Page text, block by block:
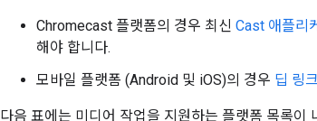
Chromecast 플랫폼의 경우 최신 Cast 애플리
해야 합니다.
모바일 플랫폼 (Android 및 iOS)의 경우 딥 링
다음 표에는 미디어 작업을 지원하는 플랫폼 목록이